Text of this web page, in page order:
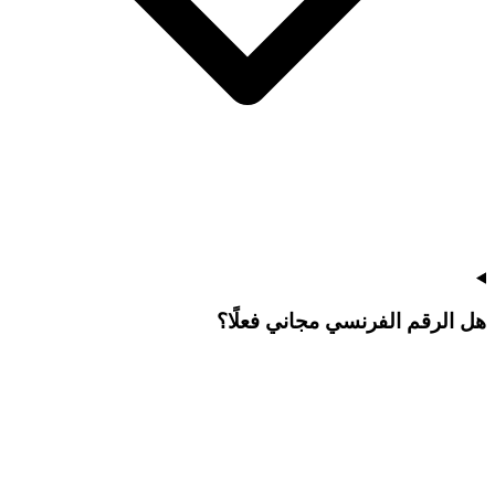
هل الرقم الفرنسي مجاني فعلًا؟